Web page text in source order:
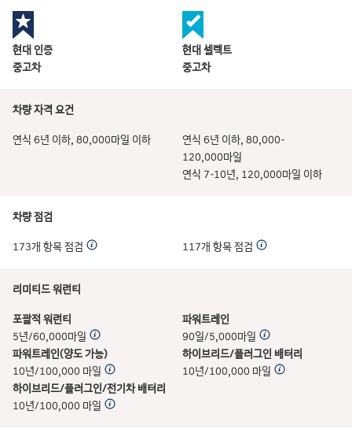
현대 인증
중고차
현대 셀렉트
중고차
차량 자격 요건
연식 6년 이하, 80,000마일 이하
연식 6년 이하, 80,000-
120,000마일
연식 7-10년, 120,000마일 이하
차량 점검
173개 항목 점검 117개 항목 점검
리미티드 워런티
포괄적 워런티
5년/60,000마일
파워트레인(양도 가능)
10년/100,000 마일
하이브리드/플러그인/전기차 배터리
10년/100,000 마일
파워트레인
90일/5,000마일
하이브리드/플러그인 배터리
10년/100,000 마일